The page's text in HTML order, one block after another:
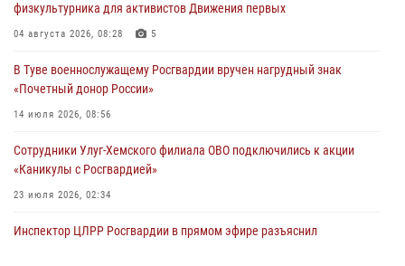
В Туве офицер Росгвардии подвела итоги юбилейного личного
забега
физкультурника для активистов Движения первых
04 августа 2026, 08:28 5
В Туве военнослужащему Росгвардии вручен нагрудный знак
«Почетный донор России»
14 июля 2026, 08:56
Сотрудники Улуг-Хемского филиала ОВО подключились к акции
«Каникулы с Росгвардией»
23 июля 2026, 02:34
Инспектор ЦЛРР Росгвардии в прямом эфире разъяснил